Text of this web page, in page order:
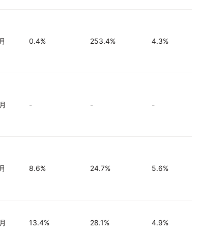
0.4% 253.4% 4.3%
- - -
8.6% 24.7% 5.6%
13.4% 28.1% 4.9%